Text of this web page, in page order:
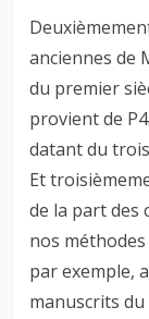
anciennes de
du premier
provient de
datant du
Et
de la part des
nos
par exemple,
manuscrits